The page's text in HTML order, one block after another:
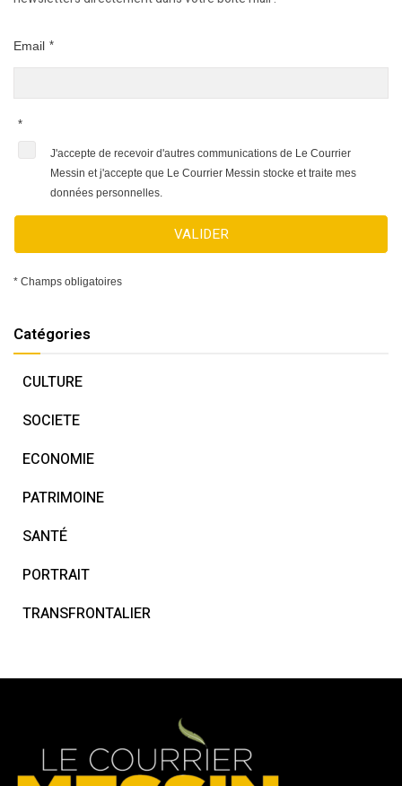
Email *
*
J'accepte de recevoir d'autres communications de Le Courrier
Messin et j'accepte que Le Courrier Messin stocke et traite mes
données personnelles.
VALIDER
* Champs obligatoires
Catégories
CULTURE
SOCIETE
ECONOMIE
PATRIMOINE
SANTÉ
PORTRAIT
TRANSFRONTALIER